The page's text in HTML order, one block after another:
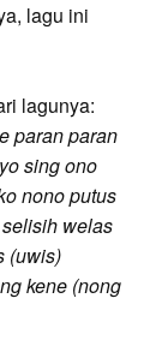
lagu ini
lagunya:
paran paran
sing ono
nono putus
welas
(uwis)
kene (nong